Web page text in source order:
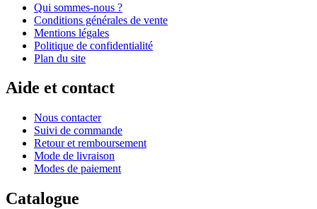
Qui sommes-nous ?
Conditions générales de vente
Mentions légales
Politique de confidentialité
Plan du site
Aide et contact
Nous contacter
Suivi de commande
Retour et remboursement
Mode de livraison
Modes de paiement
Catalogue